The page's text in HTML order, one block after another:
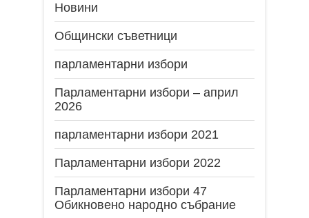
Новини
Общински съветници
парламентарни избори
Парламентарни избори – април
2026
парламентарни избори 2021
Парламентарни избори 2022
Парламентарни избори 47
Обикновено народно събрание